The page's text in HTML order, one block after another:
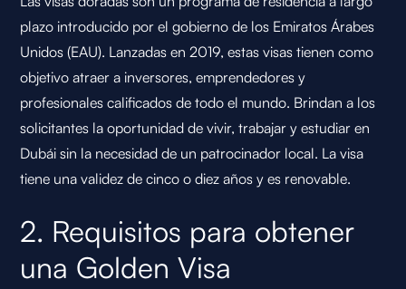
plazo introducido por el gobierno de los Emiratos Árabes
Unidos (EAU). Lanzadas en 2019, estas visas tienen como
objetivo atraer a inversores, emprendedores y
profesionales calificados de todo el mundo. Brindan a los
solicitantes la oportunidad de vivir, trabajar y estudiar en
Dubái sin la necesidad de un patrocinador local. La visa
tiene una validez de cinco o diez años y es renovable.
2. Requisitos para obtener
una Golden Visa